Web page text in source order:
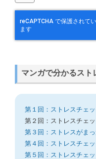
マンガで分かるスト
第１回：ストレスチェ
第２回：ストレスチェ
第３回：ストレスがま
第４回：ストレスチェ
第５回：ストレスチェ